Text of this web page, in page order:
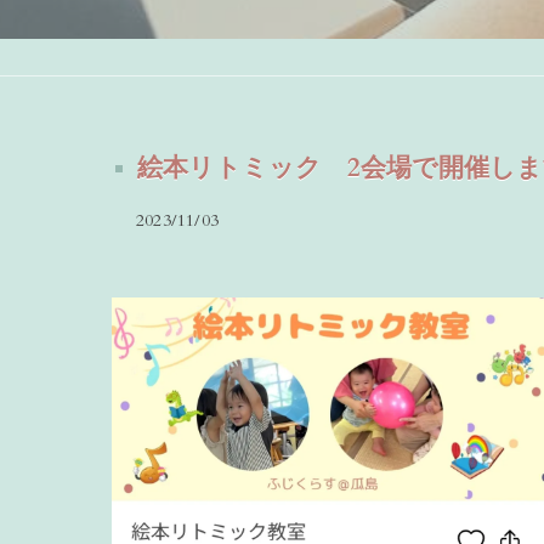
絵本リトミック 2会場で開催し
2023/11/03